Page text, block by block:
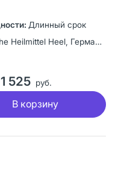
Длинный срок
Biologische Heilmittel Heel, Германия
1 525 руб.
В корзину